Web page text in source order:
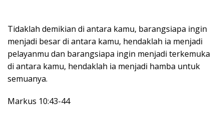
Tidaklah demikian di antara kamu, barangsiapa ingin
menjadi besar di antara kamu, hendaklah ia menjadi
pelayanmu dan barangsiapa ingin menjadi terkemuka
di antara kamu, hendaklah ia menjadi hamba untuk
semuanya.
Markus 10:43-44